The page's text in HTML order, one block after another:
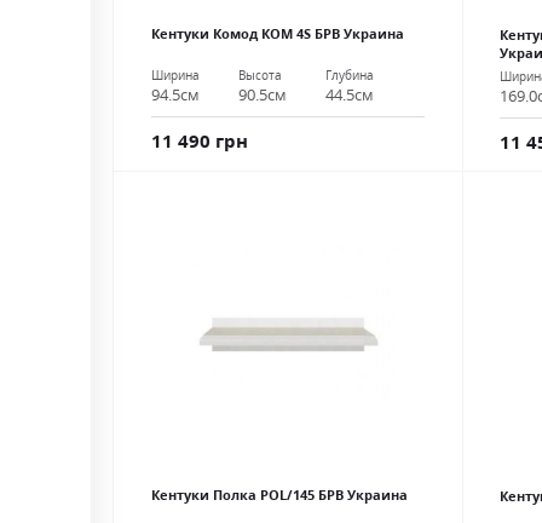
Кентуки Комод КОМ 4S БРВ Украина
Ширина
94.5см
Высота
90.5см
Глубина
44.5см
11 490 грн 11
Кентуки Полка POL/145 БРВ Украина